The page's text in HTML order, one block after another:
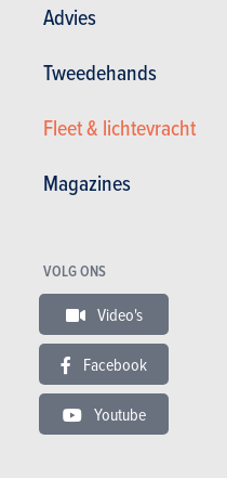
Advies
Tweedehands
Fleet & lichtevracht
Magazines
VOLG ONS
Video's
Facebook
Youtube